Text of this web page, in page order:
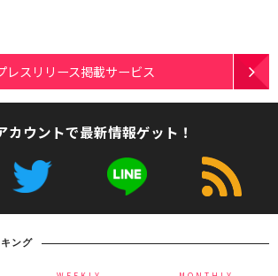
レスリリース掲載サービス
カウントで最新情報ゲット！
ング